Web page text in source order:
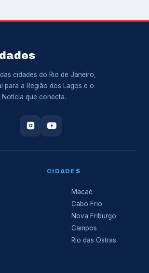
cidades do Rio de Janeiro,
para a Região dos Lagos e o
Notícia que conecta.
CIDADES
Macaé
Cabo Frio
Nova Friburgo
Campos
Rio das Ostras